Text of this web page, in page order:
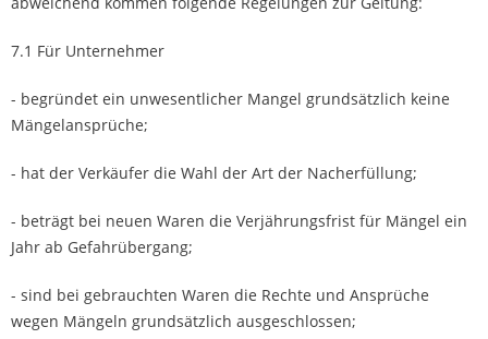
7.1 Für Unternehmer
- begründet ein unwesentlicher Mangel grundsätzlich keine
Mängelansprüche;
- hat der Verkäufer die Wahl der Art der Nacherfüllung;
- beträgt bei neuen Waren die Verjährungsfrist für Mängel ein
Jahr ab Gefahrübergang;
- sind bei gebrauchten Waren die Rechte und Ansprüche
wegen Mängeln grundsätzlich ausgeschlossen;